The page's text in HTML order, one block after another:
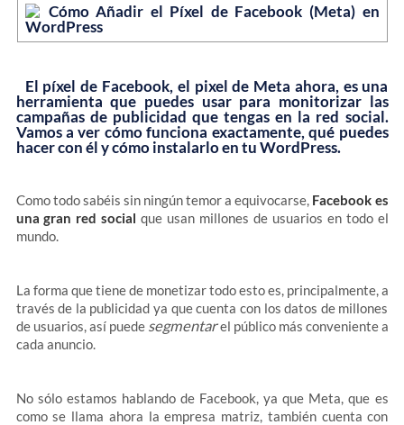
El píxel de Facebook, el pixel de Meta ahora, es una
herramienta que puedes usar para monitorizar las
campañas de publicidad que tengas en la red social.
Vamos a ver cómo funciona exactamente, qué puedes
hacer con él y cómo instalarlo en tu WordPress.
Como todo sabéis sin ningún temor a equivocarse, Facebook es
una gran red social que usan millones de usuarios en todo el
mundo.
La forma que tiene de monetizar todo esto es, principalmente, a
través de la publicidad ya que cuenta con los datos de millones
de usuarios, así puede segmentarel público más conveniente a
cada anuncio.
No sólo estamos hablando de Facebook, ya que Meta, que es
como se llama ahora la empresa matriz, también cuenta con